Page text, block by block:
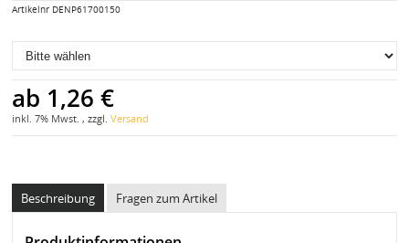
Artikelnr DENP61700150
ab 1,26 €
inkl. 7% Mwst. , zzgl. Versand
Beschreibung Fragen zum Artikel